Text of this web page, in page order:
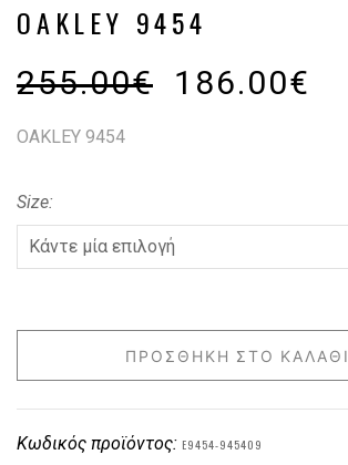
OAKLEY 9454
255.00€ 186.00€
OAKLEY 9454
Size
ΠΡΟΣΘΉΚΗ ΣΤΟ ΚΑΛΆΘΙ
Κωδικός προϊόντος: E9454-945409